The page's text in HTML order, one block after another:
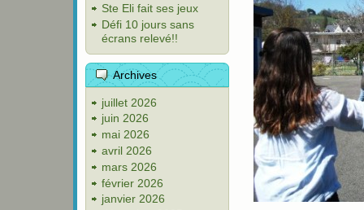
Ste Eli fait ses jeux
Défi 10 jours sans
écrans relevé!!
Archives
juillet 2026
juin 2026
mai 2026
avril 2026
mars 2026
février 2026
janvier 2026